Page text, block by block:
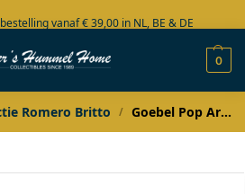
vanaf € 39,00 in NL, BE & DE
collectie in voorraad
0
Romero Britto / Goebel Pop Art James Rizzi